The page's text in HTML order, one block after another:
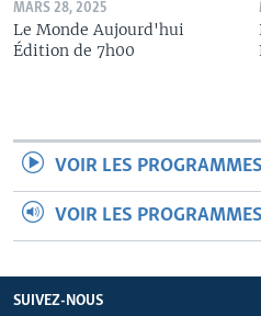
MARS 28, 2025
Le Monde Aujourd'hui
Édition de 7h00
VOIR LES
VOIR LES
SUIVEZ-NOUS